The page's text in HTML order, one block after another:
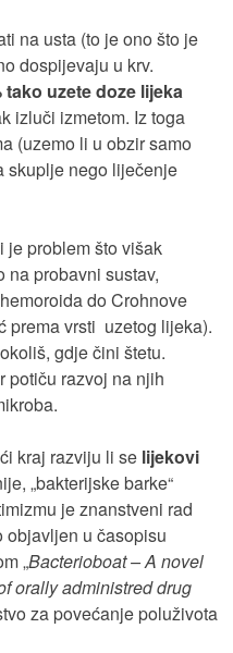
na usta (to je ono što je
dospijevaju u krv.
tako uzete doze lijeka
izluči izmetom. Iz toga
(uzemo li u obzir samo
skuplje nego liječenje
je problem što višak
probavni sustav,
do Crohnove
prema vrsti uzetog lijeka).
gdje čini štetu.
potiču razvoj na njih
kraj razviju li se lijekovi
„bakterijske barke“
je znanstveni rad
u časopisu
„Bacterioboat – A novel
orally administred drug
za povećanje poluživota